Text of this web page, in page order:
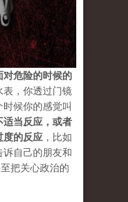
对危险的时候的
表，你透过门镜
候你的感觉叫
适当反应 ， 或者
度的反应 ，比如
自己的朋友和
把关心政治的